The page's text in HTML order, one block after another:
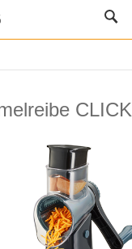
CLICK